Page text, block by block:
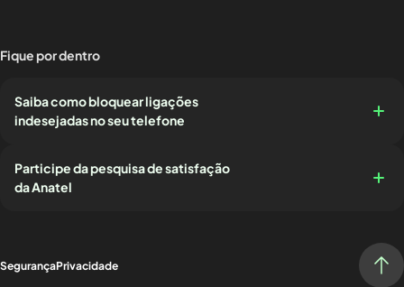
Fique por dentro
Saiba como bloquear ligações
indesejadas no seu telefone
Participe da pesquisa de satisfação
da Anatel
SegurançaPrivacidade